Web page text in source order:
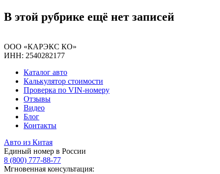
В этой рубрике ещё нет записей
ООО «КАРЭКС КО»
ИНН: 2540282177
Каталог авто
Калькулятор стоимости
Проверка по VIN-номеру
Отзывы
Видео
Блог
Контакты
Авто из Китая
Единый номер в России
8 (800) 777-88-77
Мгновенная консультация: